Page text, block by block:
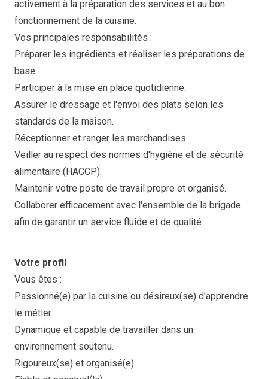
activement à la préparation des services et au bon
fonctionnement de la cuisine.
Vos principales responsabilités :
Préparer les ingrédients et réaliser les préparations de
base.
Participer à la mise en place quotidienne.
Assurer le dressage et l'envoi des plats selon les
standards de la maison.
Réceptionner et ranger les marchandises.
Veiller au respect des normes d'hygiène et de sécurité
alimentaire (HACCP).
Maintenir votre poste de travail propre et organisé.
Collaborer efficacement avec l'ensemble de la brigade
afin de garantir un service fluide et de qualité.
Votre profil
Vous êtes :
Passionné(e) par la cuisine ou désireux(se) d'apprendre
le métier.
Dynamique et capable de travailler dans un
environnement soutenu.
Rigoureux(se) et organisé(e).